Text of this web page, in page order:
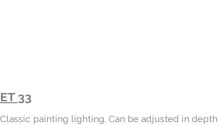
ET 33
Classic painting lighting. Can be adjusted in depth